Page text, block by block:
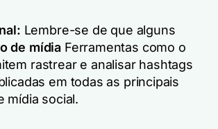
Lembre-se de que alguns
de mídia Ferramentas como o
rastrear e analisar hashtags
em todas as principais
mídia social.